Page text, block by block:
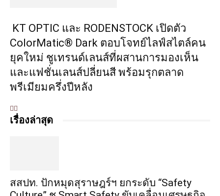
KT OPTIC และ RODENSTOCK เปิดตัว
ColorMatic® Dark ตอบโจทย์ไลฟ์สไตล์คน
ยุคใหม่ ชูเทรนด์เลนส์ที่ผสานการมองเห็น
และแฟชั่นเลนส์ปลี่ยนสี พร้อมรุกตลาด
พรีเมียมครึ่งปีหลัง
เรื่องล่าสุด
สสปท. ปักหมุดสุราษฎร์ฯ ยกระดับ “Safety